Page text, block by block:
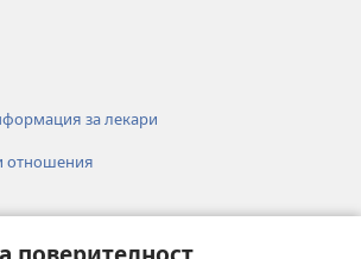
за лекари
отношения